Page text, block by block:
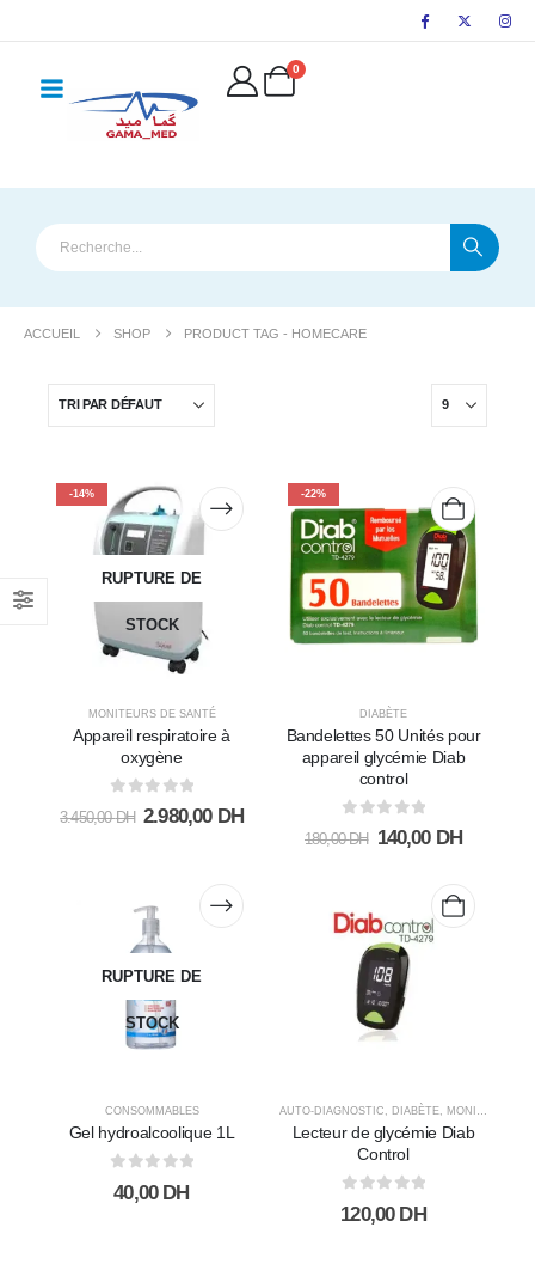
0
ACCUEIL SHOP PRODUCT TAG - HOMECARE
-14%
RUPTURE DE
STOCK
MONITEURS DE SANTÉ
Appareil respiratoire à
oxygène
sur 5
3.450,00DH 2.980,00 DH
-22%
DIABÈTE
Bandelettes 50 Unités pour
appareil glycémie Diab
control
sur 5
180,00DH 140,00 DH
RUPTURE DE
STOCK
CONSOMMABLES
Gel hydroalcoolique 1L
0sur 5
40,00 DH
AUTO-DIAGNOSTIC , DIABÈTE, MONITEURS DE SANTÉ
Lecteur de glycémie Diab
Control
0sur 5
120,00 DH
ACCU-CHEK ACTIVE
BANDELETTES
ACHILLES
CHAUSSURES
sur 5